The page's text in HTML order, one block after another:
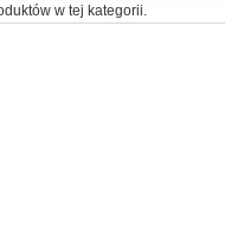
w tej kategorii.